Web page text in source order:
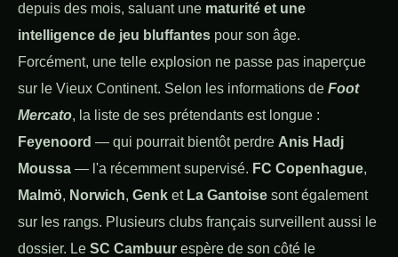
depuis des mois, saluant une maturité et une
intelligence de jeu bluffantes pour son âge.
Forcément, une telle explosion ne passe pas inaperçue
sur le Vieux Continent. Selon les informations de Foot
Mercato, la liste de ses prétendants est longue :
Feyenoord — qui pourrait bientôt perdre Anis Hadj
Moussa — l'a récemment supervisé. FC Copenhague,
Malmö, Norwich, Genk et La Gantoise sont également
sur les rangs. Plusieurs clubs français surveillent aussi le
dossier. Le SC Cambuur espère de son côté le